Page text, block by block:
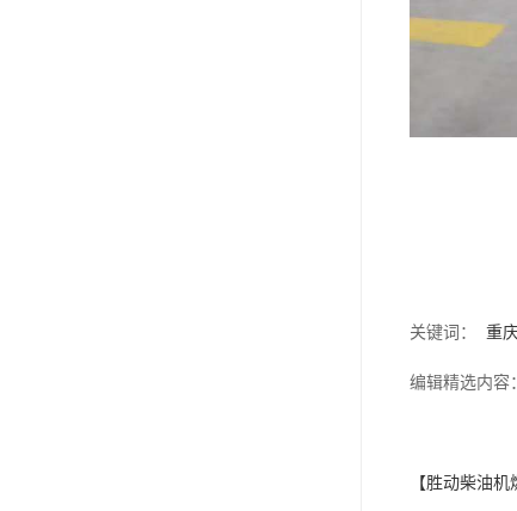
关键词： 重
编辑精选内容：
【胜动柴油